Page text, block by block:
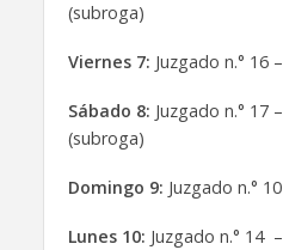
(subroga)
Viernes 7: Juzgado n.° 16 –
Sábado 8: Juzgado n.° 17 –
(subroga)
Domingo 9: Juzgado n.°
Lunes 10: Juzgado n.° 14 –